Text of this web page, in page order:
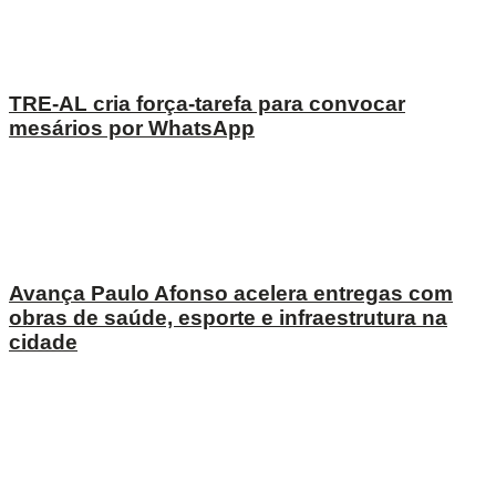
TRE-AL cria força-tarefa para convocar
mesários por WhatsApp
Avança Paulo Afonso acelera entregas com
obras de saúde, esporte e infraestrutura na
cidade